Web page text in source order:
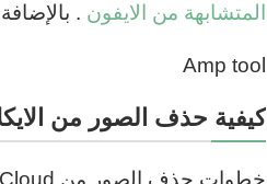
المتشابهة من الايفون .
Amp tool
كيفية حذف الصور من
خطوات حذف الصور من ICloud :